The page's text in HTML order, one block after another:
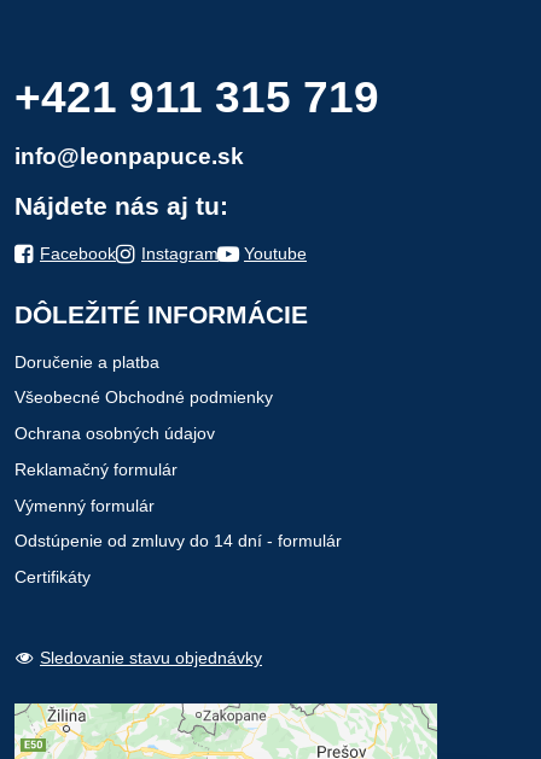
+421 911 315 719
info@leonpapuce.sk
Nájdete nás aj tu:
Facebook Instagram Youtube
DÔLEŽITÉ INFORMÁCIE
Doručenie a platba
Všeobecné Obchodné podmienky
Ochrana osobných údajov
Reklamačný formulár
Výmenný formulár
Odstúpenie od zmluvy do 14 dní - formulár
Certifikáty
Sledovanie stavu objednávky